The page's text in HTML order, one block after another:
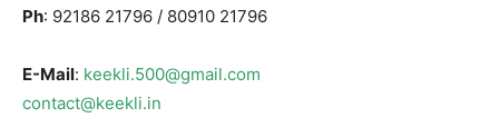
Ph: 92186 21796 / 80910 21796
E-Mail: keekli.500@gmail.com
contact@keekli.in